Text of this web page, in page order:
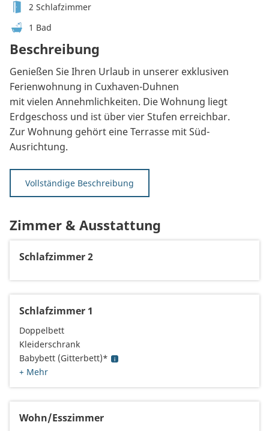
2 Schlafzimmer
1 Bad
Beschreibung
Genießen Sie Ihren Urlaub in unserer exklusiven
Ferienwohnung in Cuxhaven-Duhnen
mit vielen Annehmlichkeiten. Die Wohnung liegt
Erdgeschoss und ist über vier Stufen erreichbar.
Zur Wohnung gehört eine Terrasse mit Süd-
Ausrichtung.
Vollständige Beschreibung
Zimmer & Ausstattung
Schlafzimmer 2
Schlafzimmer 1
Doppelbett
Kleiderschrank
Babybett (Gitterbett)*
+ Mehr
Wohn/Esszimmer